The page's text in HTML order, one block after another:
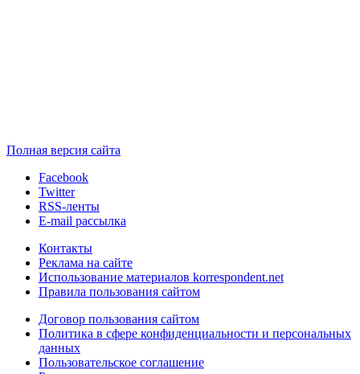
Полная версия сайта
Facebook
Twitter
RSS-ленты
E-mail рассылка
Контакты
Реклама на сайте
Использование материалов korrespondent.net
Правила пользования сайтом
Договор пользования сайтом
Политика в сфере конфиденциальности и персональных
данных
Пользовательское соглашение